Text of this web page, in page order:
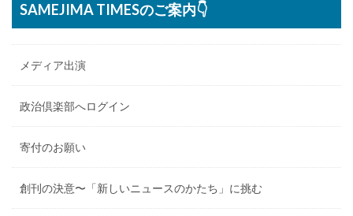
SAMEJIMA TIMESのご案内👇
メディア出演
政治倶楽部へログイン
寄付のお願い
創刊の決意〜「新しいニュースのかたち」に挑む